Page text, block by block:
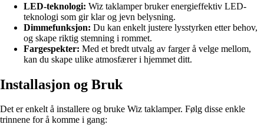
LED-teknologi: Wiz taklamper bruker energieffektiv LED-
teknologi som gir klar og jevn belysning.
Dimmefunksjon: Du kan enkelt justere lysstyrken etter behov,
og skape riktig stemning i rommet.
Fargespekter: Med et bredt utvalg av farger å velge mellom,
kan du skape ulike atmosfærer i hjemmet ditt.
Installasjon og Bruk
Det er enkelt å installere og bruke Wiz taklamper. Følg disse enkle
trinnene for å komme i gang: